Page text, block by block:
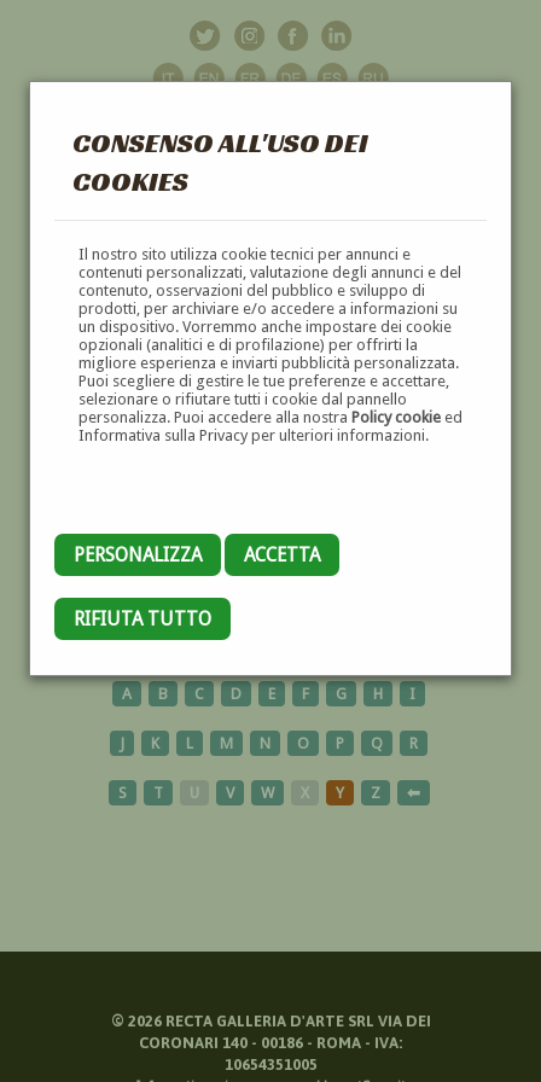
CONSENSO ALL'USO DEI
COOKIES
Il nostro sito utilizza cookie tecnici per annunci e
contenuti personalizzati, valutazione degli annunci e del
contenuto, osservazioni del pubblico e sviluppo di
prodotti, per archiviare e/o accedere a informazioni su
un dispositivo. Vorremmo anche impostare dei cookie
opzionali (analitici e di profilazione) per offrirti la
migliore esperienza e inviarti pubblicità personalizzata.
Puoi scegliere di gestire le tue preferenze e accettare,
selezionare o rifiutare tutti i cookie dal pannello
personalizza. Puoi accedere alla nostra Policy cookieed
Informativa sulla Privacy per ulteriori informazioni.
PERSONALIZZA ACCETTA
RIFIUTA TUTTO
GALLERIAD'ARTE
DIPINTI E SCULTURE '800 E '900
ZUFOLO
A B C D E F G H I
J K L M N O P Q R
S T U V W X Y Z ⬅
© 2026RECTA GALLERIA D'ARTE SRL VIA DEI
CORONARI 140 - 00186 - ROMA - IVA:
10654351005